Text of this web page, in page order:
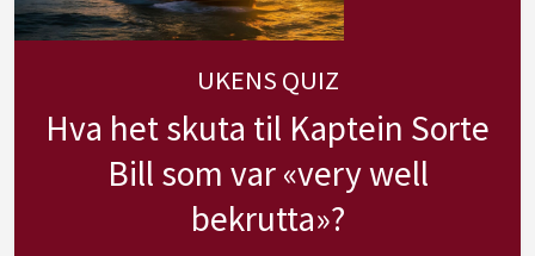
UKENS QUIZ
Hva het skuta til Kaptein Sorte
Bill som var «very well
bekrutta»?